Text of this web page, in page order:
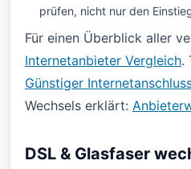
prüfen, nicht nur den
Für einen Überblick aller
Internetanbieter Vergleich.
Günstiger
Wechsels erklärt:
DSL & Glasfaser